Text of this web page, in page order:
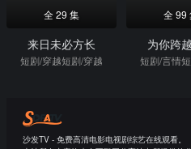
全 29 集
来日未必方长
短剧/穿越短剧/穿越
全 99
为你跨
短剧/言情
沙发TV - 免费高清电影电视剧综艺在线观看。